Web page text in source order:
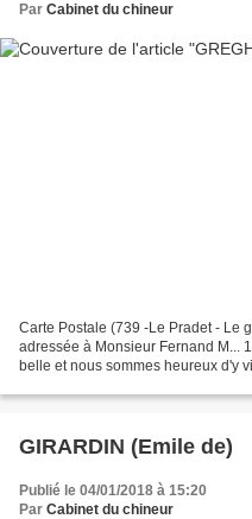
Par Cabinet du chineur
Carte Postale (739 -Le Pradet - Le
adressée à Monsieur Fernand M...
belle et nous sommes heureux d'y
GIRARDIN (Emile de)
Publié le 04/01/2018 à 15:20
Par Cabinet du chineur